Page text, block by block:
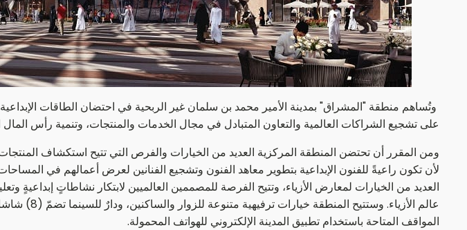
وتُساهم منطقة "المشراق" بمدينة الأمير محمد بن سلمان غير الربحية في احتضان الطاقات
على تشجيع الشراكات العالمية والتعاون المتبادل في مجال الخدمات والمنتجات، وتنمية رأس
ومن المقرر أن تحتضن المنطقة المركزية العديد من الخيارات والفرص التي تتيح استكشاف
لأن تكون راعيةً للفنون الإبداعية بتطوير معاهد الفنون وتشجيع الفنانين لعرض أعمالهم في
العديد من الخيارات لمعارض الأزياء، وتتيح الفرصة للمصممين العالميين لابتكار نشاطاتٍ إبداعيةٍ
المواقف المتاحة باستخدام تطبيق المدينة الإلكتروني للهواتف المحمولة.